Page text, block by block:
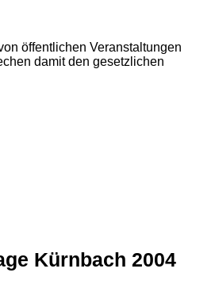
öffentlichen Veranstaltungen
damit den gesetzlichen
Kürnbach 2004